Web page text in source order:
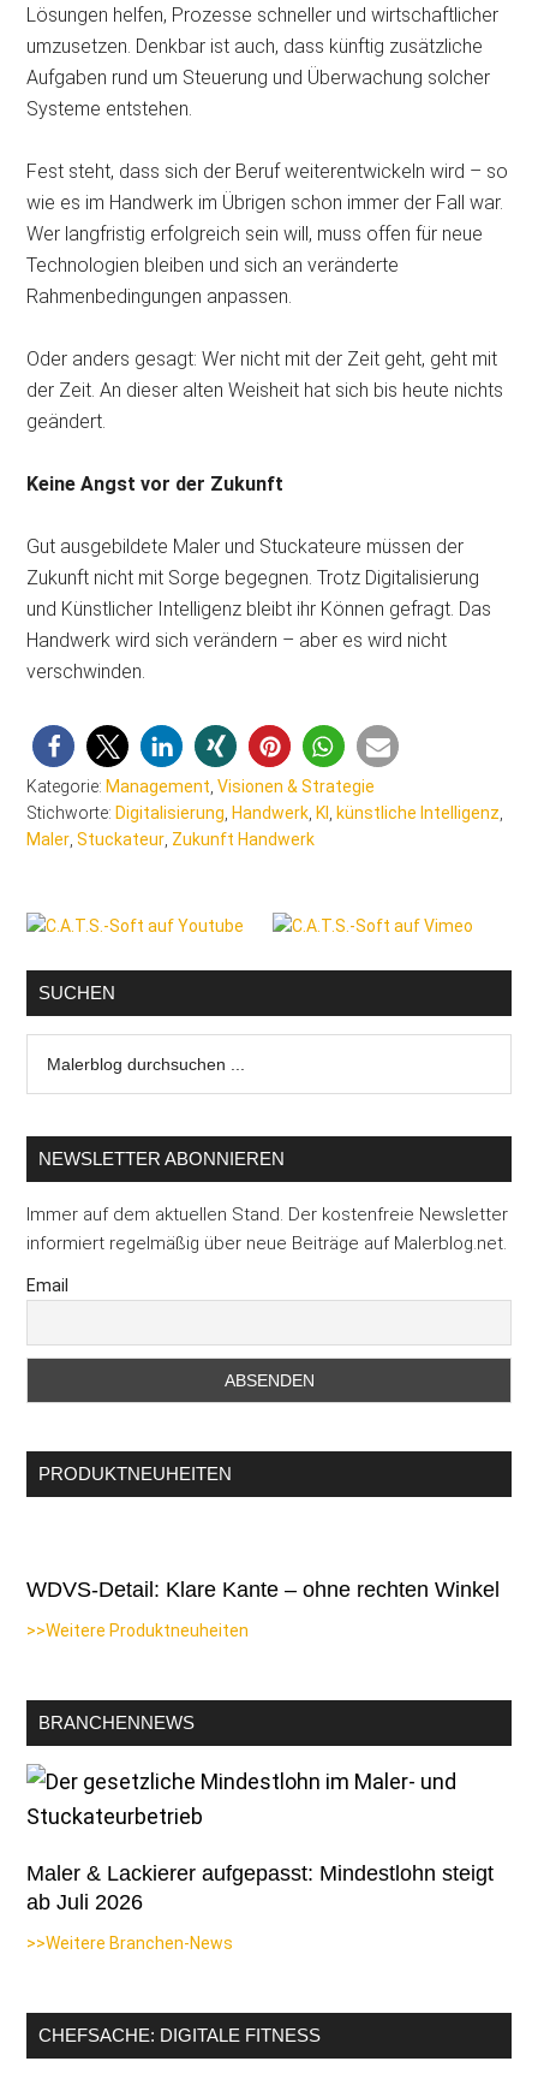
Lösungen helfen, Prozesse schneller und wirtschaftlicher
umzusetzen. Denkbar ist auch, dass künftig zusätzliche
Aufgaben rund um Steuerung und Überwachung solcher
Systeme entstehen.
Fest steht, dass sich der Beruf weiterentwickeln wird – so
wie es im Handwerk im Übrigen schon immer der Fall war.
Wer langfristig erfolgreich sein will, muss offen für neue
Technologien bleiben und sich an veränderte
Rahmenbedingungen anpassen.
Oder anders gesagt: Wer nicht mit der Zeit geht, geht mit
der Zeit. An dieser alten Weisheit hat sich bis heute nichts
geändert.
Keine Angst vor der Zukunft
Gut ausgebildete Maler und Stuckateure müssen der
Zukunft nicht mit Sorge begegnen. Trotz Digitalisierung
und Künstlicher Intelligenz bleibt ihr Können gefragt. Das
Handwerk wird sich verändern – aber es wird nicht
verschwinden.
Kategorie: Management,Visionen & Strategie
Stichworte: Digitalisierung, Handwerk, KI , künstliche Intelligenz,
Maler,Stuckateur, Zukunft Handwerk
Seitenspalte
SUCHEN
durchsuchen
NEWSLETTER ABONNIEREN
Immer auf dem aktuellen Stand. Der kostenfreie Newsletter
informiert regelmäßig über neue Beiträge auf Malerblog.net.
Email
PRODUKTNEUHEITEN
WDVS-Detail: Klare Kante – ohne rechten Winkel
>>Weitere Produktneuheiten
BRANCHENNEWS
Maler & Lackierer aufgepasst: Mindestlohn steigt
ab Juli 2026
>>Weitere Branchen-News
CHEFSACHE: DIGITALE FITNESS